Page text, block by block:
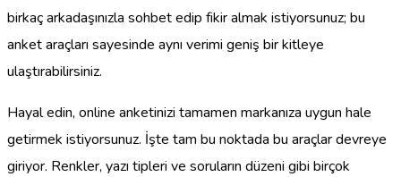
birkaç arkadaşınızla sohbet edip fikir almak istiyorsunuz; bu
anket araçları sayesinde aynı verimi geniş bir kitleye
ulaştırabilirsiniz.
Hayal edin, online anketinizi tamamen markanıza uygun hale
getirmek istiyorsunuz. İşte tam bu noktada bu araçlar devreye
giriyor. Renkler, yazı tipleri ve soruların düzeni gibi birçok